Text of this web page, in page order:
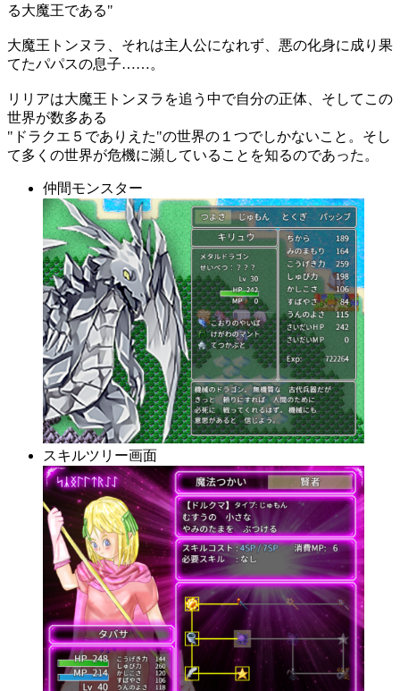
る大魔王である"
大魔王トンヌラ、それは主人公になれず、悪の化身に成り果
てたパパスの息子……。
リリアは大魔王トンヌラを追う中で自分の正体、そしてこの
世界が数多ある
"ドラクエ５でありえた"の世界の１つでしかないこと。そし
て多くの世界が危機に瀕していることを知るのであった。
仲間モンスター
スキルツリー画面